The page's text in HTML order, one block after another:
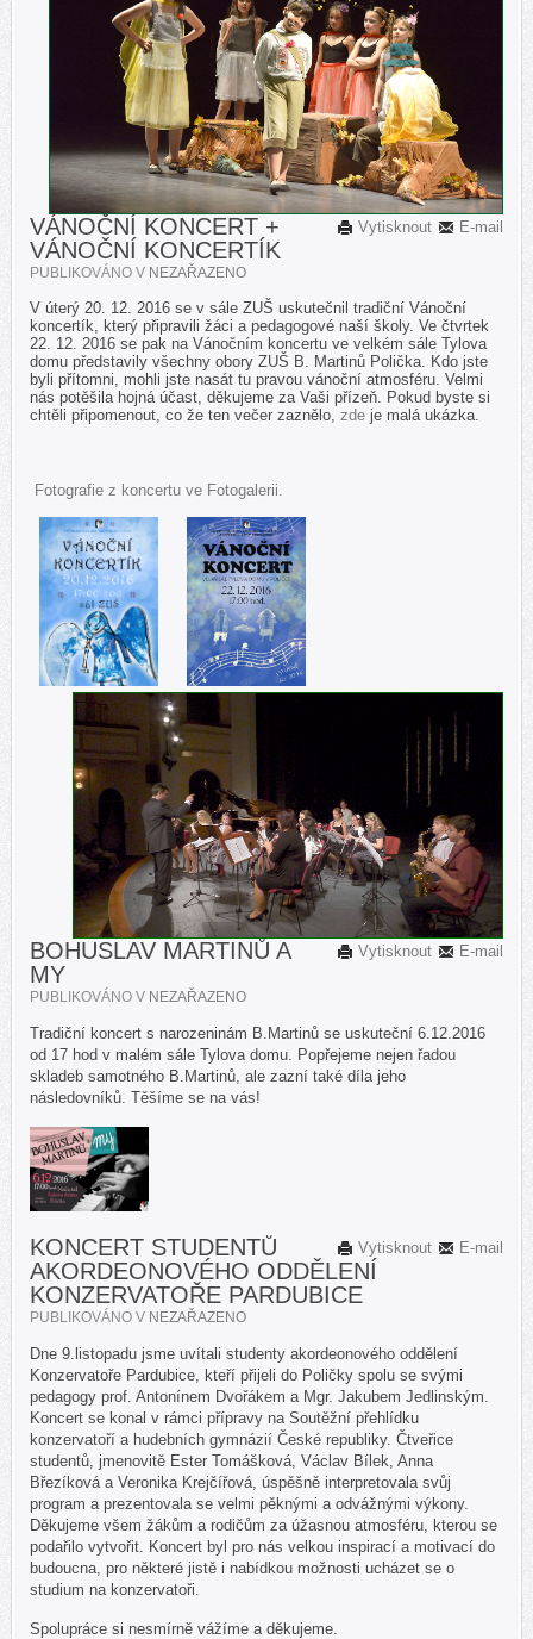
E-mail
Vytisknout
VÁNOČNÍ KONCERT +
VÁNOČNÍ KONCERTÍK
PUBLIKOVÁNO V NEZAŘAZENO
V úterý 20. 12. 2016 se v sále ZUŠ uskutečnil tradiční Vánoční
koncertík, který připravili žáci a pedagogové naší školy. Ve čtvrtek
22. 12. 2016 se pak na Vánočním koncertu ve velkém sále Tylova
domu představily všechny obory ZUŠ B. Martinů Polička. Kdo jste
byli přítomni, mohli jste nasát tu pravou vánoční atmosféru. Velmi
nás potěšila hojná účast, děkujeme za Vaši přízeň. Pokud byste si
chtěli připomenout, co že ten večer zaznělo, zde je malá ukázka.
Fotografie z koncertu ve Fotogalerii.
E-mail
Vytisknout
BOHUSLAV MARTINŮ A
MY
PUBLIKOVÁNO V NEZAŘAZENO
Tradiční koncert s narozeninám B.Martinů se uskuteční 6.12.2016
od 17 hod v malém sále Tylova domu. Popřejeme nejen řadou
skladeb samotného B.Martinů, ale zazní také díla jeho
následovníků. Těšíme se na vás!
E-mail
Vytisknout
KONCERT STUDENTŮ
AKORDEONOVÉHO ODDĚLENÍ
KONZERVATOŘE PARDUBICE
PUBLIKOVÁNO V NEZAŘAZENO
Dne 9.listopadu jsme uvítali studenty akordeonového oddělení
Konzervatoře Pardubice, kteří přijeli do Poličky spolu se svými
pedagogy prof. Antonínem Dvořákem a Mgr. Jakubem Jedlinským.
Koncert se konal v rámci přípravy na Soutěžní přehlídku
konzervatoří a hudebních gymnázií České republiky. Čtveřice
studentů, jmenovitě Ester Tomášková, Václav Bílek, Anna
Březíková a Veronika Krejčířová, úspěšně interpretovala svůj
program a prezentovala se velmi pěknými a odvážnými výkony.
Děkujeme všem žákům a rodičům za úžasnou atmosféru, kterou se
podařilo vytvořit. Koncert byl pro nás velkou inspirací a motivací do
budoucna, pro některé jistě i nabídkou možnosti ucházet se o
studium na konzervatoři.
Spolupráce si nesmírně vážíme a děkujeme.